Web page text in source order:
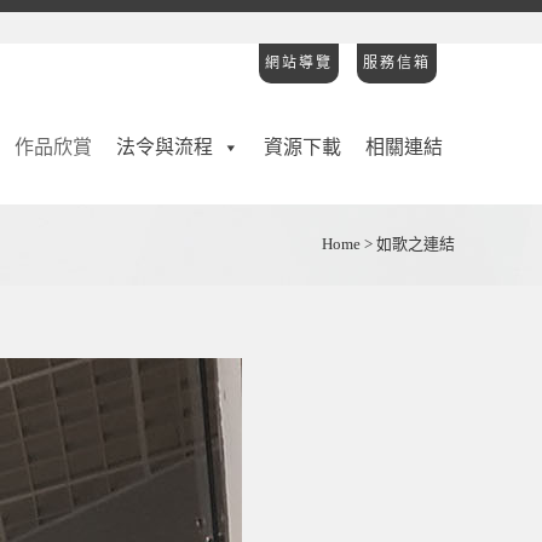
網站導覽 服務信箱
作品欣賞 法令與流程 資源下載 相關連結
Home > 如歌之連結